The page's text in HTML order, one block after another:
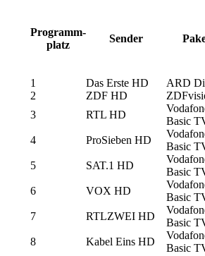
Programm-
platz
Sender
1
Das Erste HD ARD
2
ZDF HD
3
RTL HD
Basic
4 ProSieben HD
Basic
5 SAT.1 HD
Basic
6 VOX HD
Basic
7 RTLZWEI HD
Basic
8 Kabel Eins HD
Basic